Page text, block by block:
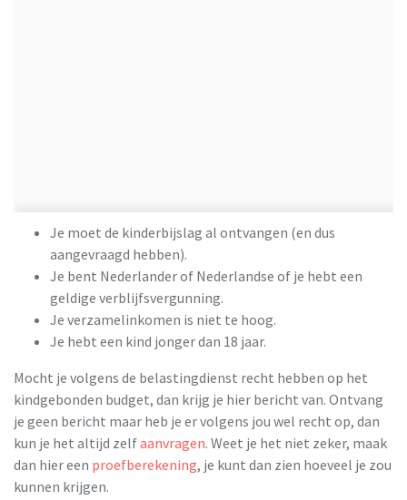
Je moet de kinderbijslag al ontvangen (en dus
aangevraagd hebben).
Je bent Nederlander of Nederlandse of je hebt een
geldige verblijfsvergunning.
Je verzamelinkomen is niet te hoog.
Je hebt een kind jonger dan 18 jaar.
Mocht je volgens de belastingdienst recht hebben op het
kindgebonden budget, dan krijg je hier bericht van. Ontvang
je geen bericht maar heb je er volgens jou wel recht op, dan
kun je het altijd zelfaanvragen. Weet je het niet zeker, maak
dan hier een proefberekening, je kunt dan zien hoeveel je zou
kunnen krijgen.